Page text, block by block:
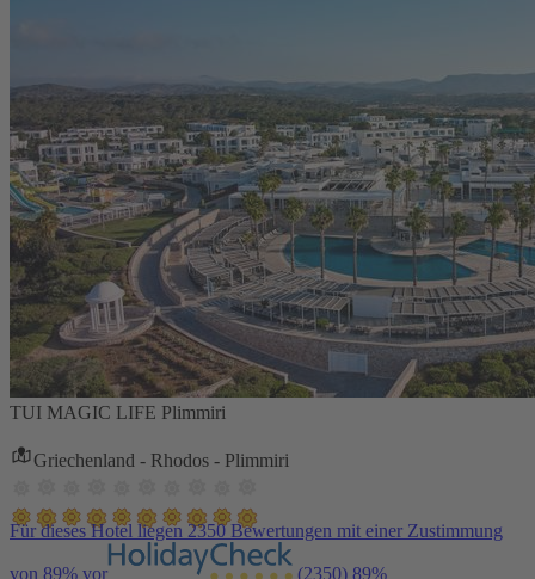
TUI MAGIC LIFE Plimmiri
Griechenland - Rhodos - Plimmiri
Für dieses Hotel liegen 2350 Bewertungen mit einer Zustimmung
von 89% vor (2350) 89%